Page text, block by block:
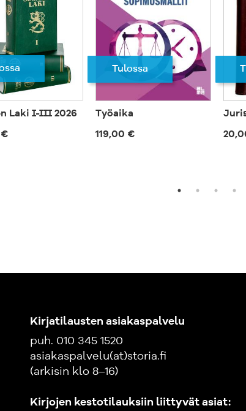
Laki I-III 2026
€
Tulossa
Työaika
119,00 €
Kirjatilausten asiakaspalvelu
puh. 010 345 1520
asiakaspalvelu(at)storia.fi
(arkisin klo 8–16)
Kirjojen kestotilauksiin liittyvät asiat: